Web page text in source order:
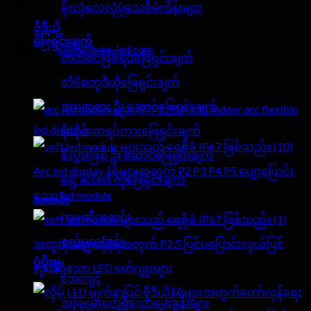
မိုးလုံလေလုံပုံသေစီမံကိန်းများ
ဗွီဒီယို
ဖြေရှင်းချက်
ဇာတ်စင်ဖြစ်ရပ်ဖြေရှင်းချက်
တီဗီစတူဒီယိုဖြေရှင်းချက်
အားကစား ဦး ဆောင်ဖြေရှင်းချက်
မိုဘိုင်းထရပ်ကားဖြေရှင်းချက်
စီးပွားဖြစ် ဦး ဆောင်ဖြေရှင်းချက်
ရှေ့ access ကိုဖြေရှင်းချက်
သတင်း
ကုမ္ပဏီသတင်း
စက်မှုသတင်း
ပံ့ပိုးမှု
အေးဂျင့်
အမြဲမေးလေ့ရှိသောမေးခွန်းများ
+86 13714518751
အီးမေးလ်:sales@hyte-led.com
Hot ထုတ်ကုန်များ
P1.95 P3.91 indoor arc flexible
led displays
Arc led display နံရံများအတွက် P2 P3 P4 P5 ပျော့ပြောင်း
သော led module
အထူးပုံသဏ္ဍာန်နံရံအတွက် P2.5 ပြင်ပပြောင်းလွယ်ပြင်
လွယ်ရှိသော LED မော်ဂျူးများ
ဗွီဒီယိုနံရံများအတွက်တော်လှန်ရေး